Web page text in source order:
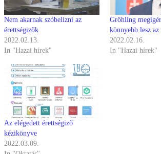
Nem akarnak szóbelizni az
érettségizők
2022.02.13.
In "Hazai hírek"
Gröhling
könnyebb lesz
2022.02.16.
In "Hazai hírek"
Az elégedett érettségiző
kézikönyve
2022.03.09.